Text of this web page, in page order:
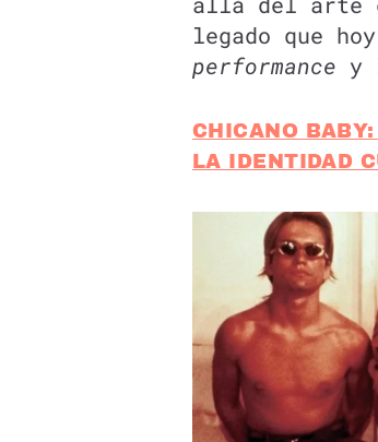
legado que
performance y
CHICANO
LA IDENTIDAD